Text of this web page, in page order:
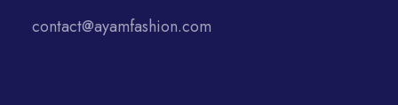
contact@ayamfashion.com